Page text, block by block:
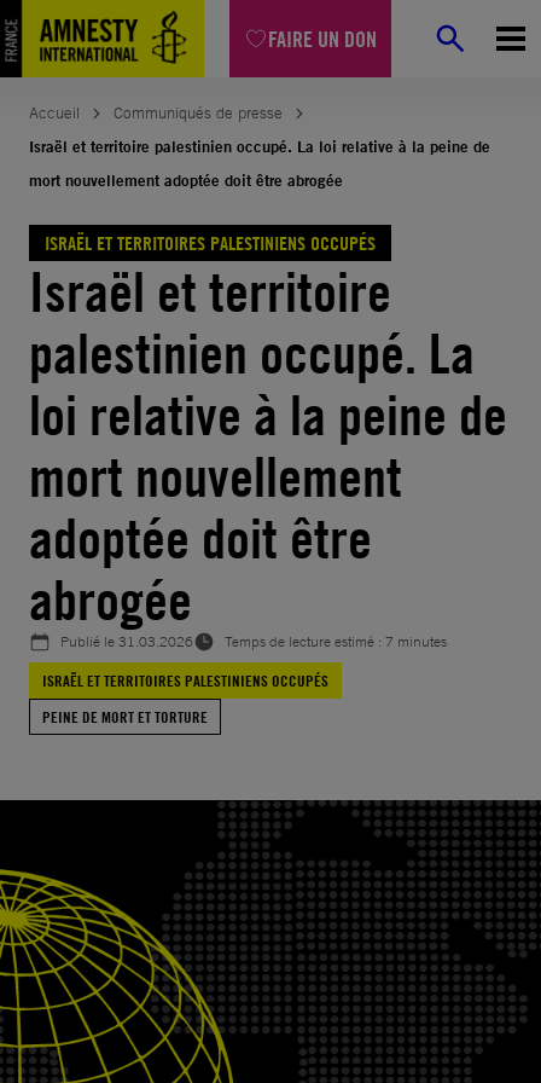
FAIRE UN DON
Aller
au
contenu
Accueil
Communiqués de presse
Israël et territoire palestinien occupé. La loi relative à la peine de
mort nouvellement adoptée doit être abrogée
ISRAËL ET TERRITOIRES PALESTINIENS OCCUPÉS
Israël et territoire
palestinien occupé. La
loi relative à la peine de
mort nouvellement
adoptée doit être
abrogée
Publié le31.03.2026
Temps de lecture estimé : 7 minutes
ISRAËL ET TERRITOIRES PALESTINIENS OCCUPÉS
PEINE DE MORT ET TORTURE